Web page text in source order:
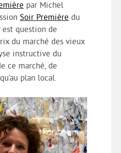
par Michel
Soir Première du
est question de
du marché des vieux
instructive du
ce marché, de
plan local.